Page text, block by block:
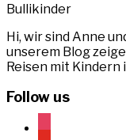
Bullikinder
Hi, wir sind Anne
unserem Blog
Reisen mit Kindern
Follow us
instagram